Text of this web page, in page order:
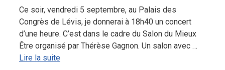
Ce soir, vendredi 5 septembre, au Palais des
Congrès de Lévis, je donnerai à 18h40 un concert
d’une heure. C’est dans le cadre du Salon du Mieux
Être organisé par Thérèse Gagnon. Un salon avec …
Lire la suite